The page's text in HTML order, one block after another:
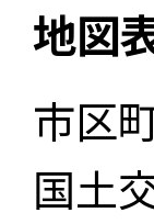
地図
市区
国土